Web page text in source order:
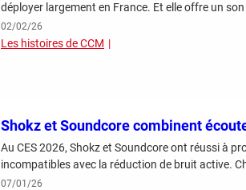
déployer largement en France. Et elle offre un
02/02/26
Les histoires de CCM
Shokz et Soundcore combinent
Au CES 2026, Shokz et Soundcore ont réussi à
incompatibles avec la réduction de bruit active.
07/01/26